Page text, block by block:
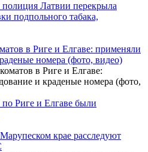
Латвии перекрыла
подпольного табака,
в Риге и Елгаве: применяли
номера (фото, видео)
Риге и Елгаве были
крае расследуют